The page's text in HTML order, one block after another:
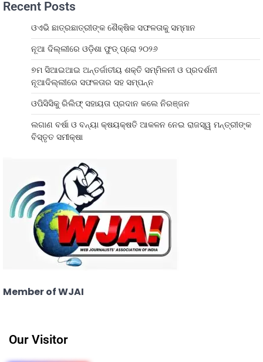
Recent Posts
ଓଏଭି ଛାତ୍ରଛାତ୍ରୀଙ୍କ ଶୈକ୍ଷିକ ସଫଳତାକୁ ସମ୍ମାନ
ନୂଆ ଦିଲ୍ଲୀରେ ଓଡ଼ିଶା ଫୁଡ୍ ପ୍ରୋ ୨୦୨୬
୭ମ ସିଆଇଆଇ ଅନ୍ତର୍ଜାତୀୟ ଶକ୍ତି ସମ୍ମିଳନୀ ଓ ପ୍ରଦର୍ଶନୀ
ନୂଆଦିଲ୍ଲୀରେ ସଫଳତାର ସହ ସମ୍ପନ୍ନ
ଓପିସିସିକୁ ରିଲିଫ୍ ସହାୟତା ପ୍ରଦାନ କଲେ ନିରଞ୍ଜନ
ଲଗାଣ ବର୍ଷା ଓ ବନ୍ୟା କ୍ଷୟକ୍ଷତି ଆକଳନ ନେଇ ରାଜସ୍ୱ ମନ୍ତ୍ରୀଙ୍କ
ବିସ୍ତୃତ ସମୀକ୍ଷା
Member of WJAI
Our Visitor